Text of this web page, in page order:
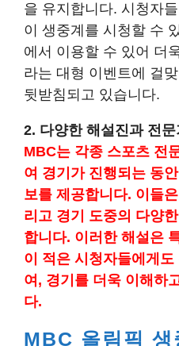
을 유지합니다. 시청자
이 생중계를 시청할 수
에서 이용할 수 있어 더
라는 대형 이벤트에 걸
뒷받침되고 있습니다.
2. 다양한 해설진과 전문
MBC는 각종 스포츠 전
여 경기가 진행되는 동
보를 제공합니다. 이들
리고 경기 도중의 다양
합니다. 이러한 해설은
이 적은 시청자들에게
여, 경기를 더욱 이해하
다.
MBC 올림픽 생